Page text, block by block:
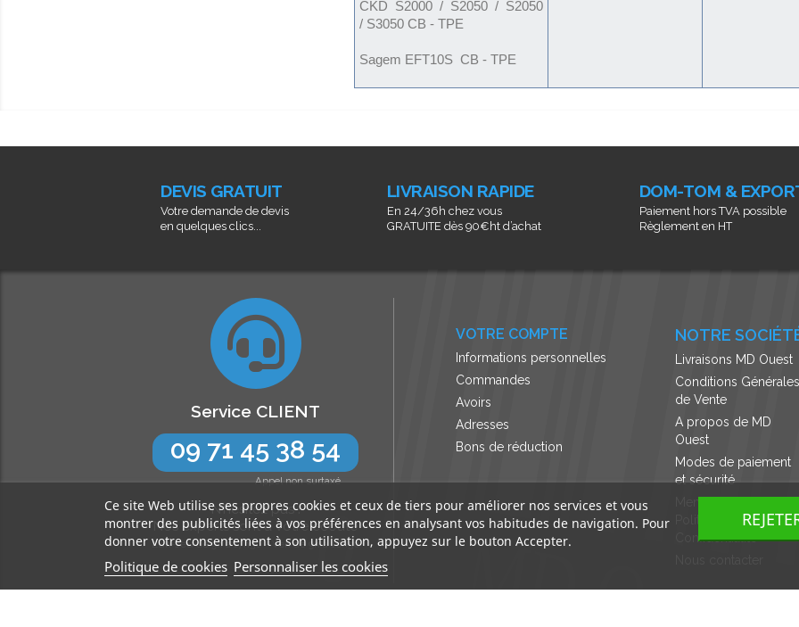
CKD S2000 / S2050 / S2050
/ S3050 CB - TPE
Sagem EFT10S CB - TPE
DEVIS GRATUIT
Votre demande de devis
en quelques clics...
LIVRAISON RAPIDE
En 24/36h chez vous
GRATUITE dès 90€ht d’achat
DOM-TOM &
Paiement hors TVA possible
Règlement en HT
NOTRE
Livraisons MD Ouest
Conditions Générales
de Vente
A propos de MD
Ouest
Modes de paiement
et sécurité
Confidentialité
VOTRE COMPTE
Informations personnelles
Commandes
Avoirs
Adresses
Bons de réduction
Service CLIENT
09 71 45 38 54
Appel non surtaxé
N’hésitez pas !
Nos experts sont à votre écoute
Lun-Jeu de 9h à 17h30 - Ven de 9h à 16h30
Ce site Web utilise ses propres cookies et ceux de tiers pour améliorer nos services et vous
montrer des publicités liées à vos préférences en analysant vos habitudes de navigation. Pour
donner votre consentement à son utilisation, appuyez sur le bouton Accepter.
Politique de cookies Personnaliser les cookies